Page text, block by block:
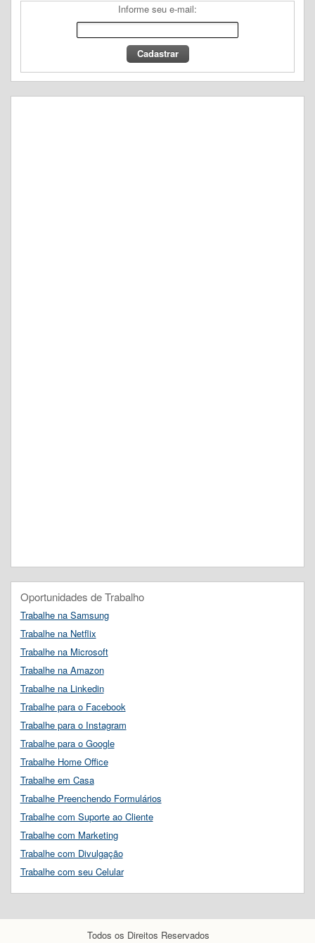
Informe seu e-mail:
Oportunidades de Trabalho
Trabalhe na Samsung
Trabalhe na Netflix
Trabalhe na Microsoft
Trabalhe na Amazon
Trabalhe na Linkedin
Trabalhe para o Facebook
Trabalhe para o Instagram
Trabalhe para o Google
Trabalhe Home Office
Trabalhe em Casa
Trabalhe Preenchendo Formulários
Trabalhe com Suporte ao Cliente
Trabalhe com Marketing
Trabalhe com Divulgação
Trabalhe com seu Celular
Todos os Direitos Reservados